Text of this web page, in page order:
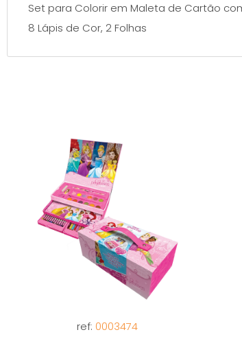
Set para Colorir em Maleta de Cartão com
8 Lápis de Cor, 2 Folhas
ref: 0003474